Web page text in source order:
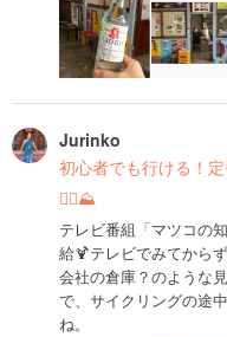
Jurinko
初心者でも行ける！
🚴‍♀️⛰
テレビ番組「マツコの
給🍹テレビでみてから
会社の倉庫？のような
で、サイクリングの途
ね。